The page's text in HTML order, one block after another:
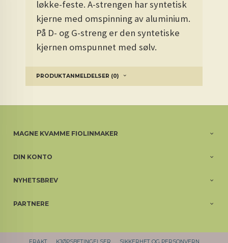
løkke-feste. A-strengen har syntetisk
kjerne med omspinning av aluminium.
På D- og G-streng er den syntetiske
kjernen omspunnet med sølv.
PRODUKTANMELDELSER (0)
MAGNE KVAMME FIOLINMAKER
DIN KONTO
NYHETSBREV
PARTNERE
FRAKT KJØPSBETINGELSER SIKKERHET OG PERSONVERN